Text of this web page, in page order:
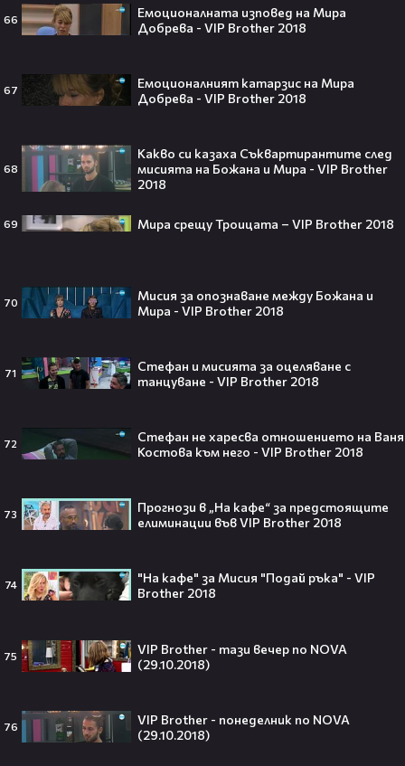
66
Емоционалната изповед на Мира
Добрева - VIP Brother 2018
67
Емоционалният катарзис на Мира
Добрева - VIP Brother 2018
68
Какво си казаха Съквартирантите след
мисията на Божана и Мира - VIP Brother
2018
69 Мира срещу Троицата – VIP Brother 2018
70
Мисия за опознаване между Божана и
Мира - VIP Brother 2018
71
Стефан и мисията за оцеляване с
танцуване - VIP Brother 2018
72
Стефан не харесва отношението на Ваня
Костова към него - VIP Brother 2018
73
Прогнози в „На кафе“ за предстоящите
елиминации във VIP Brother 2018
74
"На кафе" за Мисия "Подай ръка" - VIP
Brother 2018
75
VIP Brother - тази вечер по NOVA
(29.10.2018)
76
VIP Brother - понеделник по NOVA
(29.10.2018)
Всички я тананикат, но малцина
знаят истината: VIRAL хитът
от човек!
Елиът Пейдж разкри истинската
Травис Скот получи подарък
мечта от Холанд — всеки
футболен фен би го искал! 🤩
предложи брак на Зендая, а тя
отвърна само с три думи😅
MrBeast се ожени!💍🥰